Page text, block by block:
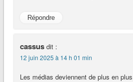
Répondre
cassus dit :
12 juin 2025 à 14 h 01 min
Les médias deviennent de plus en